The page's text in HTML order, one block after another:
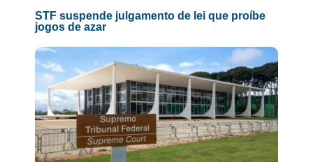
STF suspende julgamento de lei que proíbe
jogos de azar